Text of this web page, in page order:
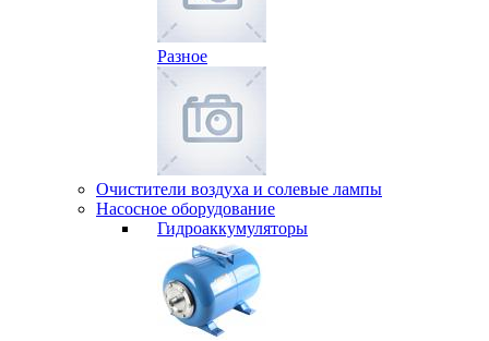
Разное
Очистители воздуха и солевые лампы
Насосное оборудование
Гидро­аккумуляторы